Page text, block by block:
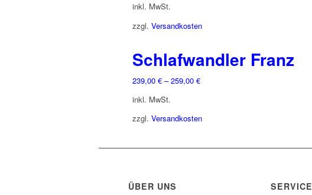
inkl. MwSt.
zzgl. Versandkosten
Schlafwandler Franz
239,00 € –259,00 €
inkl. MwSt.
zzgl. Versandkosten
ÜBER UNS SERVICE